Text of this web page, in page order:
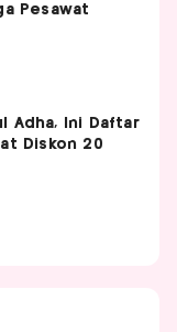
Pesawat
Adha, Ini Daftar
Diskon 20